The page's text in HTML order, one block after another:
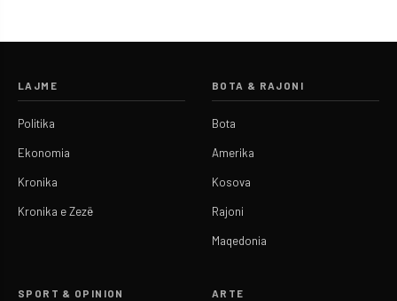
LAJME
Politika
Ekonomia
Kronika
Kronika e Zezë
BOTA & RAJONI
Bota
Amerika
Kosova
Rajoni
Maqedonia
SPORT & OPINION ARTE